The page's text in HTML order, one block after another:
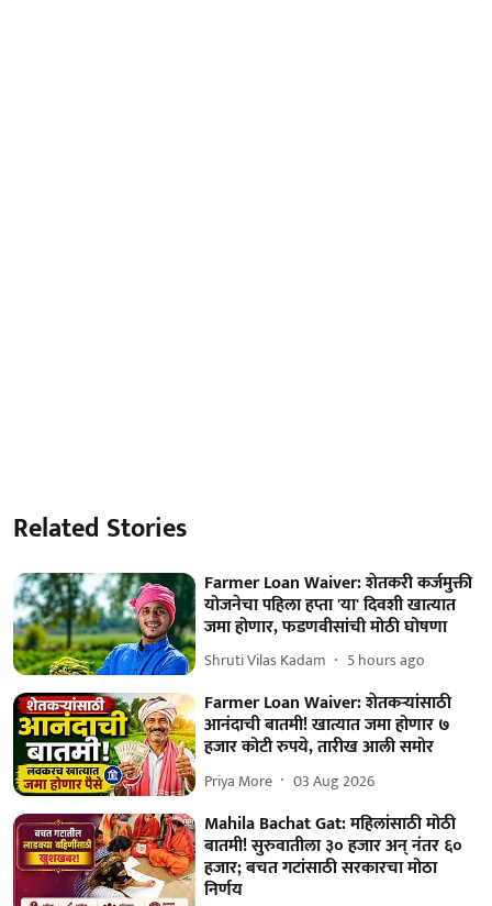
Related Stories
Farmer Loan Waiver: शेतकरी कर्जमुक्ती
योजनेचा पहिला हप्ता 'या' दिवशी खात्यात
जमा होणार, फडणवीसांची मोठी घोषणा
Shruti Vilas Kadam 5 hours ago
Farmer Loan Waiver: शेतकऱ्यांसाठी
आनंदाची बातमी! खात्यात जमा होणार ७
हजार कोटी रुपये, तारीख आली समोर
Priya More 03 Aug 2026
Mahila Bachat Gat: महिलांसाठी मोठी
बातमी! सुरुवातीला ३० हजार अन् नंतर ६०
हजार; बचत गटांसाठी सरकारचा मोठा
निर्णय